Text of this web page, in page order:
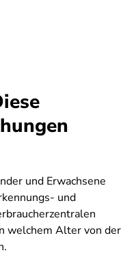
und Erwachsene
und
welchem Alter von der